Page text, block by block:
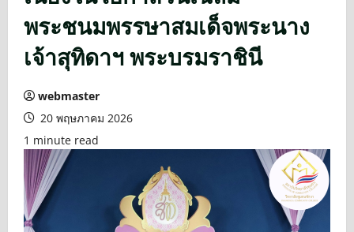
พระชนมพรรษาสมเด็จพระนาง
เจ้าสุทิดาฯ พระบรมราชินี
webmaster
20 พฤษภาคม 2026
1 minute read